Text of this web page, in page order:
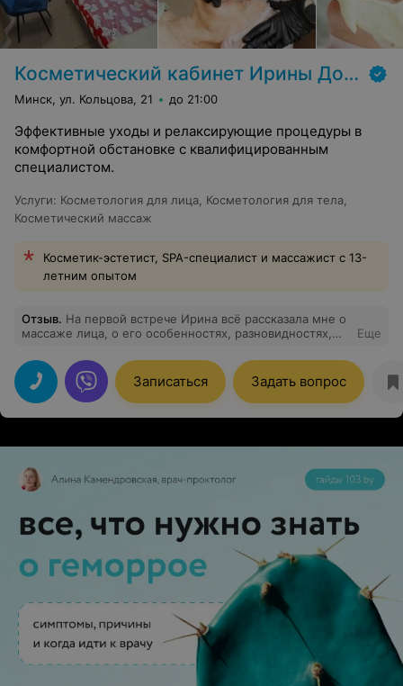
Косметический кабинет Ирины Дорошенко
Минск, ул. Кольцова, 21 до 21:00
Эффективные уходы и релаксирующие процедуры в
комфортной обстановке с квалифицированным
специалистом.
Услуги: Косметология для лица Косметология для тела
Косметический массаж
Косметик-эстетист, SPA-специалист и массажист с 13-
летним опытом
Отзыв. На первой встрече Ирина всё рассказала мне о
массаже лица, о его особенностях, разновидностях,
результат на своём лице после каждой процедуры всё
больше. Заметно выровнялся тон кожи, разгладились
морщинки, стал появлятся четкий контур лица. При
работе соблюдены все гигиенические нормы. Очень
рекомендую. Ирина - мастер профессионал своего
Еще
Записаться Задать вопрос